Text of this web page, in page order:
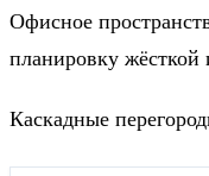
Офисное
планировку жёсткой
Каскадные